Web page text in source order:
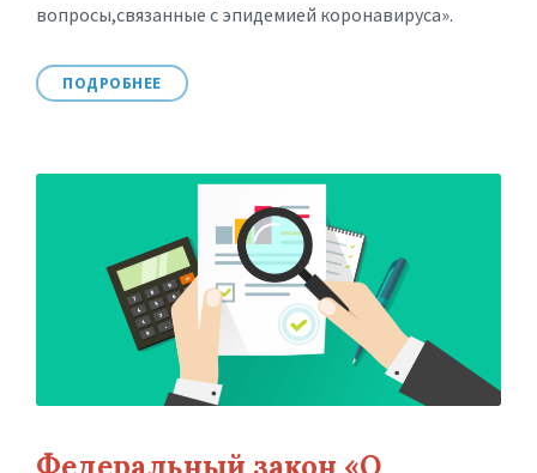
вопросы,связанные с эпидемией коронавируса».
ПОДРОБНЕЕ